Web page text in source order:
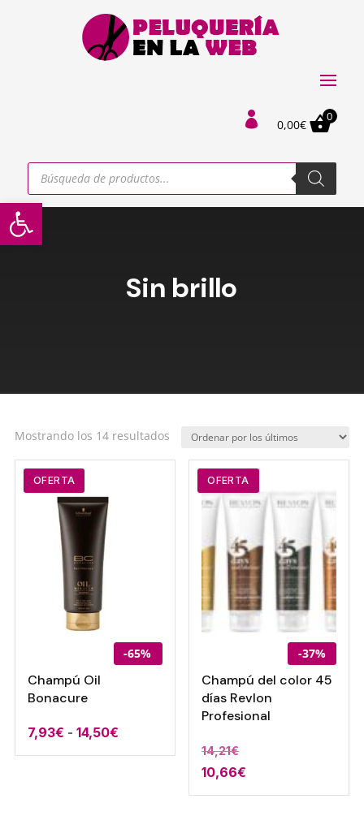
Abrir barra de herramientas
 0,00€
0
Búsqueda
productos
Sin brillo
Mostrando los 14 resultadosOrdenado
últimos
OFERTA
-65%
Champú Oil
Bonacure
7,93€ - 14,50€Rango
de
OFERTA
-37%
Champú del color 45
días Revlon
Profesional
14,21€
10,66€